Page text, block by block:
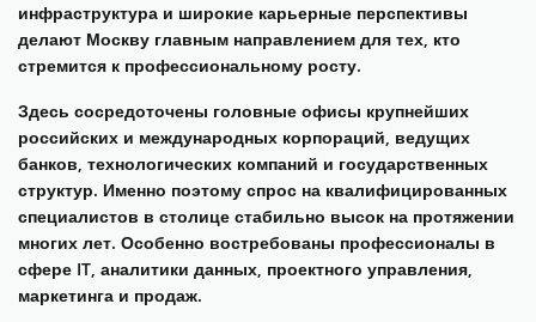
инфраструктура и широкие карьерные перспективы
делают Москву главным направлением для тех, кто
стремится к профессиональному росту.
Здесь сосредоточены головные офисы крупнейших
российских и международных корпораций, ведущих
банков, технологических компаний и государственных
структур. Именно поэтому спрос на квалифицированных
специалистов в столице стабильно высок на протяжении
многих лет. Особенно востребованы профессионалы в
сфере IT, аналитики данных, проектного управления,
маркетинга и продаж.